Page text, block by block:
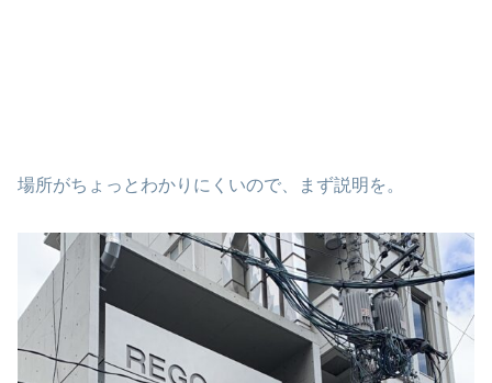
場所がちょっとわかりにくいので、まず説明を。